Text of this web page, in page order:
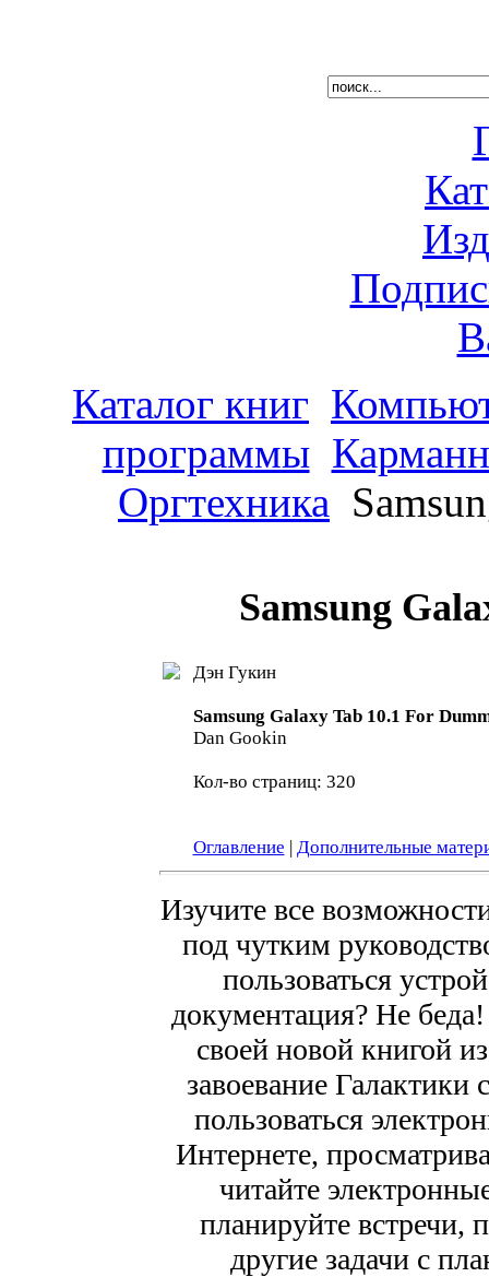
Каталог книг
программы
Оргтехника
Samsung
Дэн Гукин
Samsung Galaxy Tab 10.1 For
Dan Gookin
Кол-во страниц: 320
Оглавление | Дополнительные
Изучите все
под чутким
пользоваться
документация? Не
своей новой книгой
завоевание Галактики
пользоваться
Интернете,
читайте
планируйте встречи,
другие задачи с